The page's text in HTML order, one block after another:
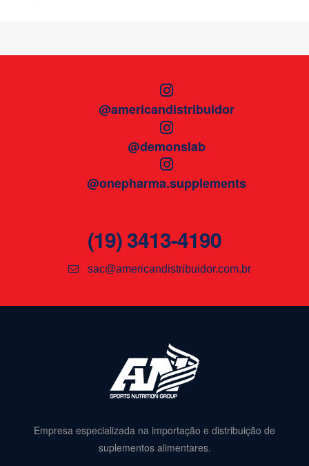
@americandistribuidor
@demonslab
@onepharma.supplements
(19) 3413-4190
sac@americandistribuidor.com.br
Empresa especializada na importação e distribuição de
suplementos alimentares.